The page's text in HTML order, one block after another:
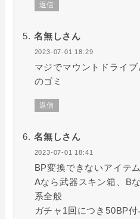
返信
名無しさん
2023-07-01 18:29
マジでマウントドライ
のゴミ
返信
名無しさん
2023-07-01 18:41
BP変換できないアイテ
Aなら武器スキン箱、B
系全般
ガチャ1回につき50BP